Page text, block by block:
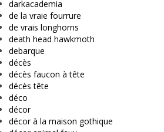
darkacademia
de la vraie fourrure
de vrais longhorns
death head hawkmoth
debarque
décès
décès faucon à tête
décès tête
déco
décor
décor à la maison gothique